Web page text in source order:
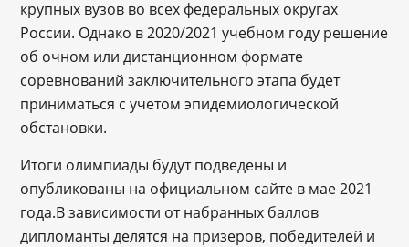
крупных вузов во всех федеральных округах
России. Однако в 2020/2021 учебном году решение
об очном или дистанционном формате
соревнований заключительного этапа будет
приниматься с учетом эпидемиологической
обстановки.
Итоги олимпиады будут подведены и
опубликованы на официальном сайте в мае 2021
года.В зависимости от набранных баллов
дипломанты делятся на призеров, победителей и